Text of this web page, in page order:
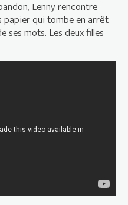
Lenny rencontre
papier qui tombe en arrêt
ses mots. Les deux filles